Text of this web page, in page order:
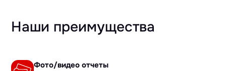
Наши преимущества
Фото/видео отчеты